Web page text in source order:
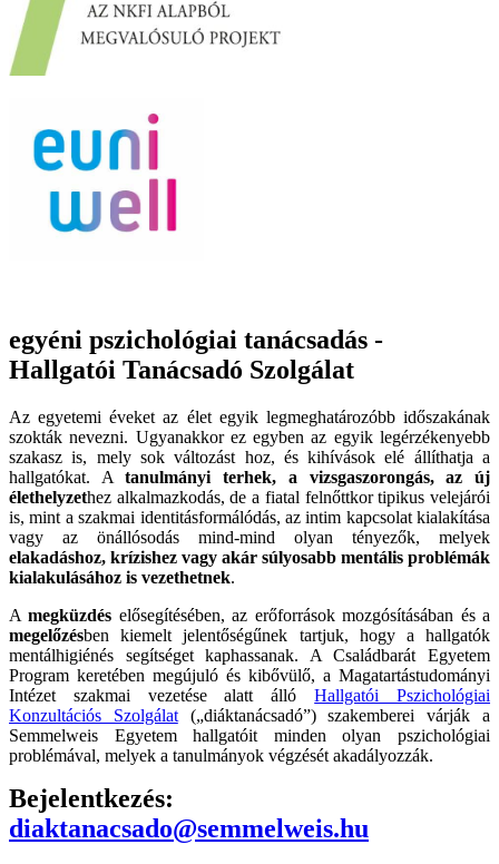
egyéni pszichológiai tanácsadás -
Hallgatói Tanácsadó Szolgálat
Az egyetemi éveket az élet egyik legmeghatározóbb időszakának
szokták nevezni. Ugyanakkor ez egyben az egyik legérzékenyebb
szakasz is, mely sok változást hoz, és kihívások elé állíthatja a
hallgatókat. Atanulmányi terhek, a vizsgaszorongás, az új
élethelyzethez alkalmazkodás, de a fiatal felnőttkor tipikus velejárói
is, mint a szakmai identitásformálódás, az intim kapcsolat kialakítása
vagy az önállósodás mind-mind olyan tényezők, melyek
elakadáshoz, krízishez vagy akár súlyosabb mentális problémák
kialakulásához is vezethetnek.
Amegküzdés elősegítésében, az erőforrások mozgósításában és a
megelőzésben kiemelt jelentőségűnek tartjuk, hogy a hallgatók
mentálhigiénés segítséget kaphassanak. A Családbarát Egyetem
Program keretében megújuló és kibővülő, a Magatartástudományi
Intézet szakmai vezetése alatt állóHallgatói Pszichológiai
Konzultációs Szolgálat(„diáktanácsadó”) szakemberei várják a
Semmelweis Egyetem hallgatóit minden olyan pszichológiai
problémával, melyek a tanulmányok végzését akadályozzák.
Bejelentkezés:
diaktanacsado@semmelweis.hu